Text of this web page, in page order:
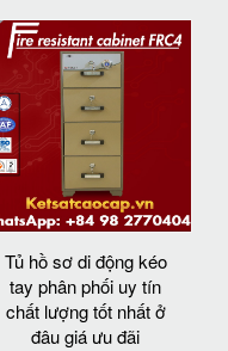
Tủ hồ sơ di động kéo
tay phân phối uy tín
chất lượng tốt nhất ở
đâu giá ưu đãi